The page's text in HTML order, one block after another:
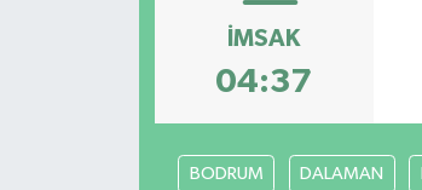
İMSAK
04:37
BODRUM DALAMAN